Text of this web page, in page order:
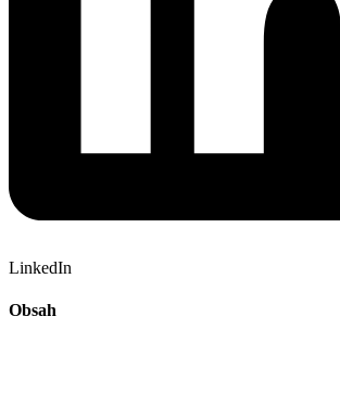
LinkedIn
Obsah